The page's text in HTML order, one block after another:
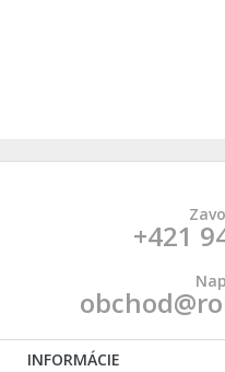
+421
INFORMÁCIE